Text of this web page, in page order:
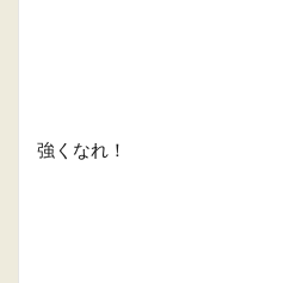
強くなれ！